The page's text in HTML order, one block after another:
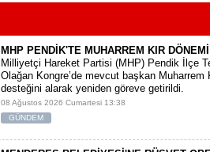
MHP PENDİK'TE MUHARREM KIR
​Milliyetçi Hareket Partisi (MHP) Pendik İlçe
Olağan Kongre’de mevcut başkan Muharrem
desteğini alarak yeniden göreve getirildi.
08 Ağustos 2026 Cumartesi 13:38
GÜNDEM